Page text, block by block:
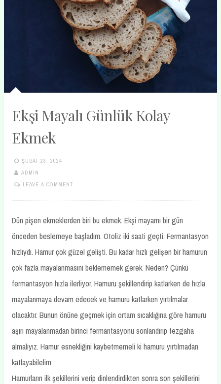
Ekşi Mayalı Günlük Kolay
Ekmek
ŞUBAT 23, 2024
ADMIN
LEAVE A COMMENT
Dün pişen ekmeklerden biri bu ekmek. Ekşi mayamı bir gün
önceden beslemeye başladım. Otoliz iki saati geçti. Fermantasyon
hızlıydı. Hamur çok güzel gelişti. Bu kadar hızlı gelişen bir hamurun
çok fazla mayalanmasını beklememek gerek. Neden? Çünkü
fermantasyon hızla ilerliyor. Hamuru şekillendirip katlarken de hızla
mayalanmaya devam edecek ve hamuru katlarken yırtılmalar
olacaktır. Bunun önüne geçmek için ortam sıcaklığına göre hamuru
aşırı mayalanmadan birinci fermantasyonu sonlandırıp tezgaha
almalıyız. Hamur esnekliğini kaybetmemeli ki hamuru yırtılmadan
katlayabilelim.
Hamurların ilk şekillerini verip dinlendirdikten sonra son şekillerini